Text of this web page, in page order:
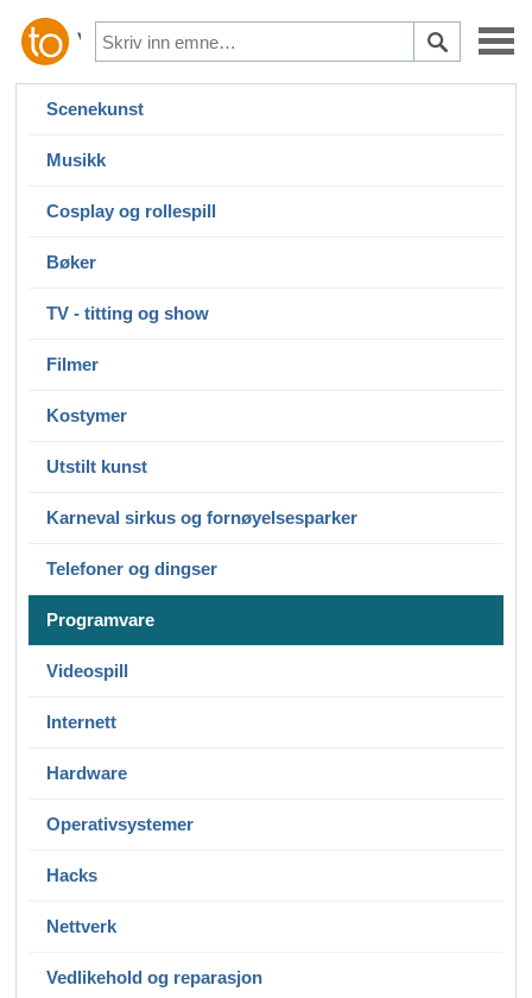
Scenekunst
Musikk
Cosplay og rollespill
Bøker
TV - titting og show
Filmer
Kostymer
Utstilt kunst
Karneval sirkus og fornøyelsesparker
Telefoner og dingser
Programvare
Videospill
Internett
Hardware
Operativsystemer
Hacks
Nettverk
Vedlikehold og reparasjon